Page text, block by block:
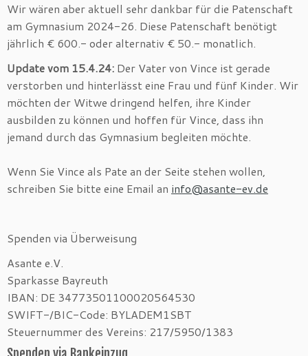
Wir wären aber aktuell sehr dankbar für die Patenschaft
am Gymnasium 2024-26. Diese Patenschaft benötigt
jährlich € 600.- oder alternativ € 50.- monatlich.
Update vom 15.4.24: Der Vater von Vince ist gerade
verstorben und hinterlässt eine Frau und fünf Kinder. Wir
möchten der Witwe dringend helfen, ihre Kinder
ausbilden zu können und hoffen für Vince, dass ihn
jemand durch das Gymnasium begleiten möchte.
Wenn Sie Vince als Pate an der Seite stehen wollen,
schreiben Sie bitte eine Email an info@asante-ev.de
Spenden via Überweisung
Asante e.V.
Sparkasse Bayreuth
IBAN: DE 34773501100020564530
SWIFT-/BIC-Code: BYLADEM1SBT
Steuernummer des Vereins: 217/5950/1383